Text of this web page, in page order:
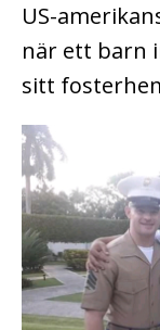
US-
när ett barn
sitt